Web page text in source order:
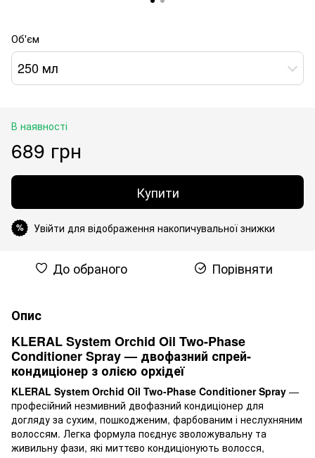
Об'єм
250 мл
В наявності
689 грн
Купити
% Увійти для відображення накопичувальної знижки
До обраного Порівняти
Опис
KLERAL System Orchid Oil Two-Phase
Conditioner Spray — двофазний спрей-
кондиціонер з олією орхідеї
KLERAL System Orchid Oil Two-Phase Conditioner Spray —
професійний незмивний двофазний кондиціонер для
догляду за сухим, пошкодженим, фарбованим і неслухняним
волоссям. Легка формула поєднує зволожувальну та
живильну фази, які миттєво кондиціонують волосся,